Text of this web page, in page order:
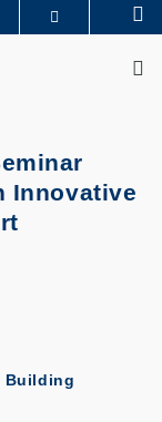
Innovative
Building